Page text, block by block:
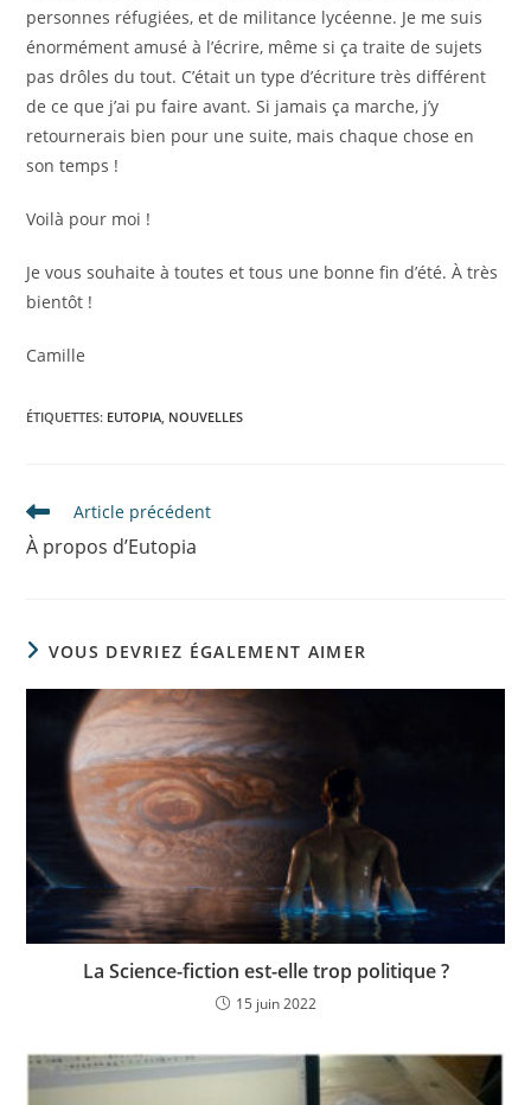
personnes réfugiées, et de militance lycéenne. Je me suis
énormément amusé à l’écrire, même si ça traite de sujets
pas drôles du tout. C’était un type d’écriture très différent
de ce que j’ai pu faire avant. Si jamais ça marche, j’y
retournerais bien pour une suite, mais chaque chose en
son temps !
Voilà pour moi !
Je vous souhaite à toutes et tous une bonne fin d’été. À très
bientôt !
Camille
ÉTIQUETTES: EUTOPIA NOUVELLES
Article précédent
À propos d’Eutopia
VOUS DEVRIEZ ÉGALEMENT AIMER
La Science-fiction est-elle trop politique ?
15 juin 2022